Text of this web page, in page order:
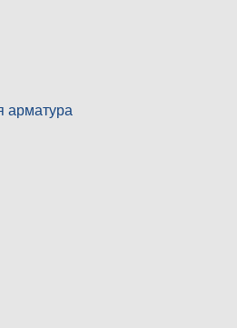
арматура